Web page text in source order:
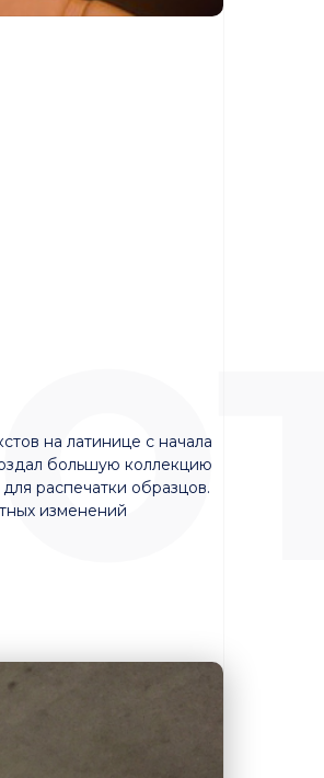
на латинице с начала
большую коллекцию
распечатки образцов.
изменений